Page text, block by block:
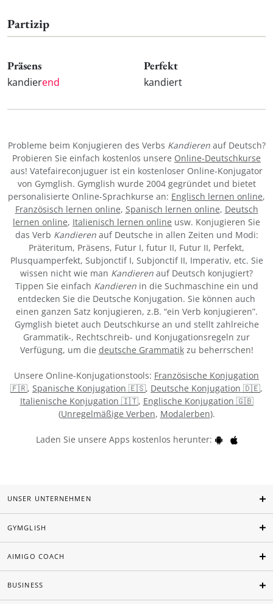
Partizip
Präsens
kandierend
Perfekt
kandiert
Probleme beim Konjugieren des Verbs Kandierenauf Deutsch?
Probieren Sie einfach kostenlos unsere Online-Deutschkurse
aus! Vatefaireconjuguer ist ein kostenloser Online-Konjugator
von Gymglish. Gymglish wurde 2004 gegründet und bietet
personalisierte Online-Sprachkurse an: Englisch lernen online,
Französisch lernen online, Spanisch lernen online, Deutsch
lernen online, Italienisch lernen online usw. Konjugieren Sie
das Verb Kandierenauf Deutsche in allen Zeiten und Modi:
Präteritum, Präsens, Futur I, futur II, Futur II, Perfekt,
Plusquamperfekt, Subjonctif I, Subjonctif II, Imperativ, etc. Sie
wissen nicht wie man Kandieren auf Deutsch konjugiert?
Tippen Sie einfach Kandierenin die Suchmaschine ein und
entdecken Sie die Deutsche Konjugation. Sie können auch
einen ganzen Satz konjugieren, z.B. “ein Verb konjugieren”.
Gymglish bietet auch Deutschkurse an und stellt zahlreiche
Grammatik-, Rechtschreib- und Konjugationsregeln zur
Verfügung, um die deutsche Grammatikzu beherrschen!
Unsere Online-Konjugationstools: Französische Konjugation
🇫🇷, Spanische Konjugation 🇪🇸, Deutsche Konjugation 🇩🇪,
Italienische Konjugation 🇮🇹, Englische Konjugation 🇬🇧
(Unregelmäßige Verben, Modalerben).
Laden Sie unsere Apps kostenlos herunter:
UNSER UNTERNEHMEN
GYMGLISH
AIMIGO COACH
BUSINESS